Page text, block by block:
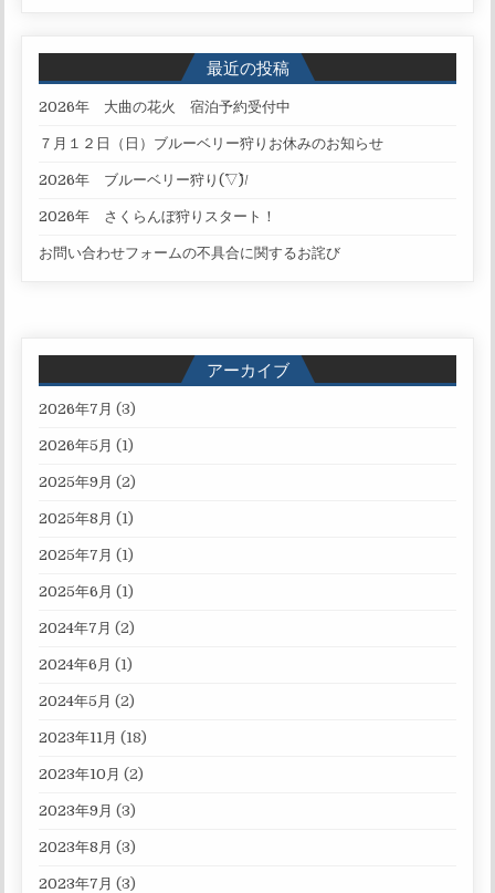
最近の投稿
2026年 大曲の花火 宿泊予約受付中
７月１２日（日）ブルーベリー狩りお休みのお知らせ
2026年 ブルーベリー狩り(^▽^)/
2026年 さくらんぼ狩りスタート！
お問い合わせフォームの不具合に関するお詫び
アーカイブ
2026年7月 (3)
2026年5月 (1)
2025年9月 (2)
2025年8月 (1)
2025年7月 (1)
2025年6月 (1)
2024年7月 (2)
2024年6月 (1)
2024年5月 (2)
2023年11月 (18)
2023年10月 (2)
2023年9月 (3)
2023年8月 (3)
2023年7月 (3)